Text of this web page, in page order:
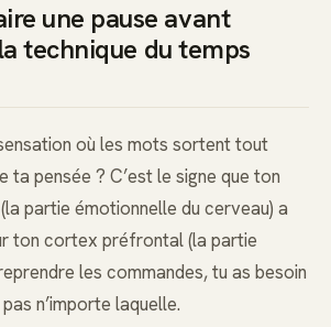
une pause avant
technique du temps
où les mots sortent tout
ta pensée ? C’est le signe que ton
partie émotionnelle du cerveau) a
ton cortex préfrontal (la partie
les commandes, tu as besoin
n’importe laquelle.